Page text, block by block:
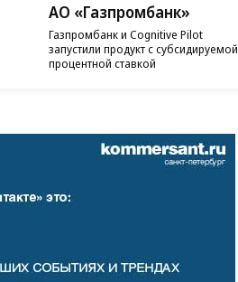
АО «Газпромбанк»
Газпромбанк и Cognitive Pilot
запустили продукт с субсидируемой
процентной ставкой